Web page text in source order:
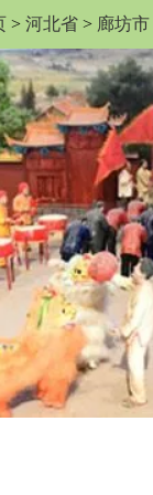
> 河北省 > 廊坊市